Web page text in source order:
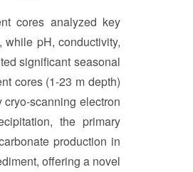
cores analyzed key
while pH, conductivity,
significant seasonal
cores (1-23 m depth)
scanning electron
the primary
production in
offering a novel